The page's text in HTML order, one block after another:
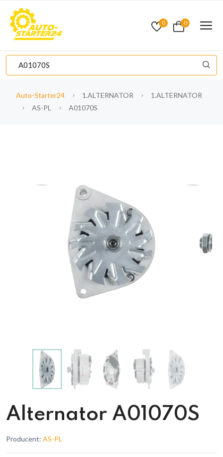
0 0
Auto-Starter24 1.ALTERNATOR
1.ALTERNATOR
AS-PL
A01070S
Alternator A01070S
Producent: AS-PL